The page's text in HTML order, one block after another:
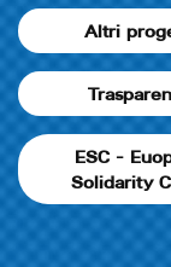
Altri
ESC -
Solidarity